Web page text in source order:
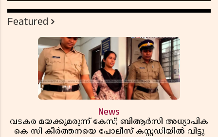
Featured
News
വടകര മയക്കുമരുന്ന് കേസ്; ബിആർസി അധ്യാപിക
കെ സി കീർത്തനയെ പോലീസ് കസ്റ്റഡിയിൽ വിട്ടു